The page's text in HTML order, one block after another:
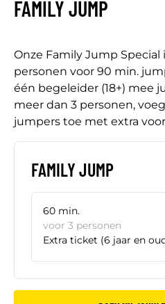
FAMILY JUMP
Onze Family Jump Special
personen voor 90 min.
één begeleider (18+) mee
meer dan 3 personen,
jumpers toe met extra
FAMILY JUMP
60 min.
voor 3 personen
Extra ticket (6 jaar en